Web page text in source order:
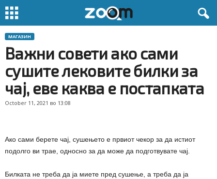
МАГАЗИН
Важни совети ако сами
сушите лековите билки за
чај, еве каква е постапката
October 11, 2021 во 13:08
Ако сами берете чај, сушењето е првиот чекор за да истиот
подолго ви трае, односно за да може да подготвувате чај.
Билката не треба да ја миете пред сушење, а треба да ја